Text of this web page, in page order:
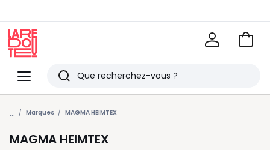
Menu
Redoute
Rechercher
Derniers
articles
vus
Voir
... Marques MAGMA HEIMTEX
MAGMA HEIMTEX